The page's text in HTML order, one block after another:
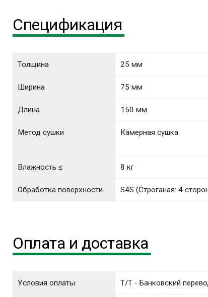
Спецификация
Толщина 25 мм
Ширина 75 мм
Длина 150 мм
Метод сушки Камерная сушка
Влажность ≤ 8 кг
Обработка поверхности S4S (Строганая: 4
Оплата и доставка
Условия оплаты T/T - Банковский